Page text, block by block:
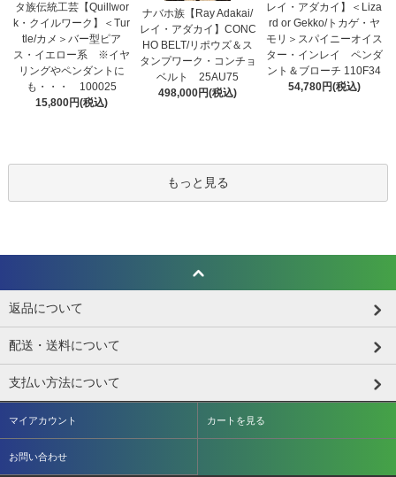
タ族伝統工芸【Quillwor
k・クイルワーク】＜Tur
tle/カメ＞バー型ピア
ス・イエロー系 ※イヤ
リングやペンダントに
も・・・ 100025
15,800円(税込)
ナバホ族【Ray Adakai/
レイ・アダカイ】CONC
HO BELT/リポウズ＆ス
タンプワーク・コンチョ
ベルト 25AU75
498,000円(税込)
レイ・アダカイ】＜Liza
rd or Gekko/トカゲ・ヤ
モリ＞スパイニーオイス
ター・インレイ ペンダ
ント＆ブローチ 110F34
54,780円(税込)
もっと見る
返品について
配送・送料について
支払い方法について
マイアカウント カートを見る
お問い合わせ